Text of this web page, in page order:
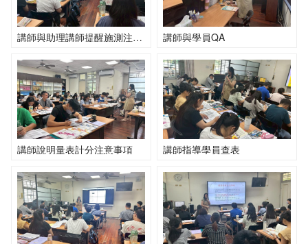
講師與助理講師提醒施測注意事項 講師與學員QA
講師說明量表計分注意事項 講師指導學員查表